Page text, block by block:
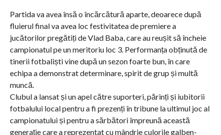
Partida va avea însă o încărcătură aparte, deoarece după
fluierul final va avea loc festivitatea de premiere a
jucătorilor pregătiți de Vlad Baba, care au reușit să încheie
campionatul pe un meritoriu loc 3. Performanța obținută de
tinerii fotbaliști vine după un sezon foarte bun, în care
echipa a demonstrat determinare, spirit de grup și multă
muncă.
Clubul a lansat și un apel către suporteri, părinți și iubitorii
fotbalului local pentru a fi prezenți în tribune la ultimul joc al
campionatului și pentru a sărbători împreună această
generație care a reprezentat cu mândrie culorile galben-